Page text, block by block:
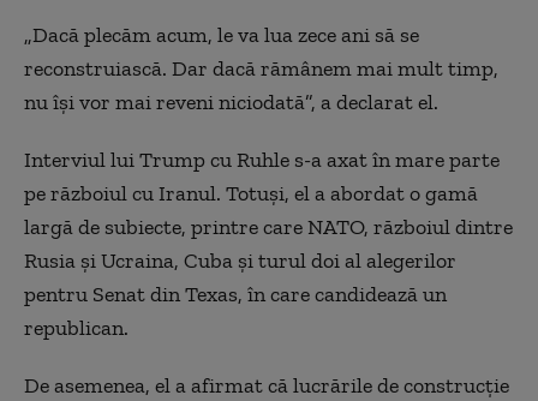
„Dacă plecăm acum, le va lua zece ani să se
reconstruiască. Dar dacă rămânem mai mult timp,
nu îşi vor mai reveni niciodată”, a declarat el.
Interviul lui Trump cu Ruhle s-a axat în mare parte
pe războiul cu Iranul. Totuși, el a abordat o gamă
largă de subiecte, printre care NATO, războiul dintre
Rusia și Ucraina, Cuba și turul doi al alegerilor
pentru Senat din Texas, în care candidează un
republican.
De asemenea, el a afirmat că lucrările de construcție